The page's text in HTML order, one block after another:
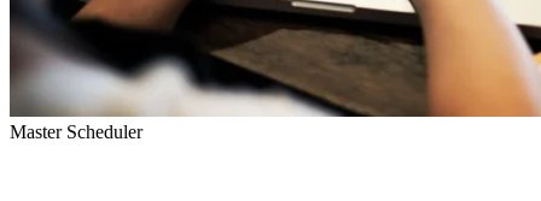
Master Scheduler